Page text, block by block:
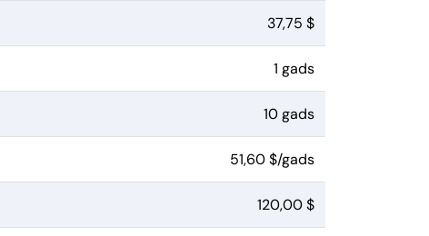
37,75 $
1 gads
10 gads
51,60 $/gads
120,00 $